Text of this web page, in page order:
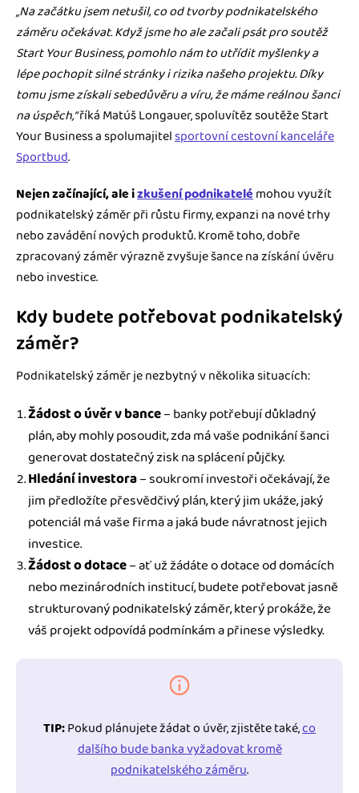
„Na začátku jsem netušil, co od tvorby podnikatelského
záměru očekávat. Když jsme ho ale začali psát pro soutěž
Start Your Business, pomohlo nám to utřídit myšlenky a
lépe pochopit silné stránky i rizika našeho projektu. Díky
tomu jsme získali sebedůvěru a víru, že máme reálnou šanci
na úspěch,“říká Matúš Longauer, spoluvítěz soutěže Start
Your Business a spolumajitelsportovní cestovní kanceláře
Sportbud.
Nejen začínající, ale izkušení podnikatelémohou využít
podnikatelský záměr při růstu firmy, expanzi na nové trhy
nebo zavádění nových produktů. Kromě toho, dobře
zpracovaný záměr výrazně zvyšuje šance na získání úvěru
nebo investice.
Kdy budete potřebovat podnikatelský
záměr?
Podnikatelský záměr je nezbytný v několika situacích:
Žádost o úvěr v bance– banky potřebují důkladný
plán, aby mohly posoudit, zda má vaše podnikání šanci
generovat dostatečný zisk na splácení půjčky.
Hledání investora– soukromí investoři očekávají, že
jim předložíte přesvědčivý plán, který jim ukáže, jaký
potenciál má vaše firma a jaká bude návratnost jejich
investice.
Žádost o dotace– ať už žádáte o dotace od domácích
nebo mezinárodních institucí, budete potřebovat jasně
strukturovaný podnikatelský záměr, který prokáže, že
váš projekt odpovídá podmínkám a přinese výsledky.
TIP:Pokud plánujete žádat o úvěr, zjistěte také,co
dalšího bude banka vyžadovat kromě
podnikatelského záměru.